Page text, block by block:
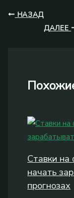
НАЗАД
ДАЛЕЕ
Ставки на
начать
прогнозах